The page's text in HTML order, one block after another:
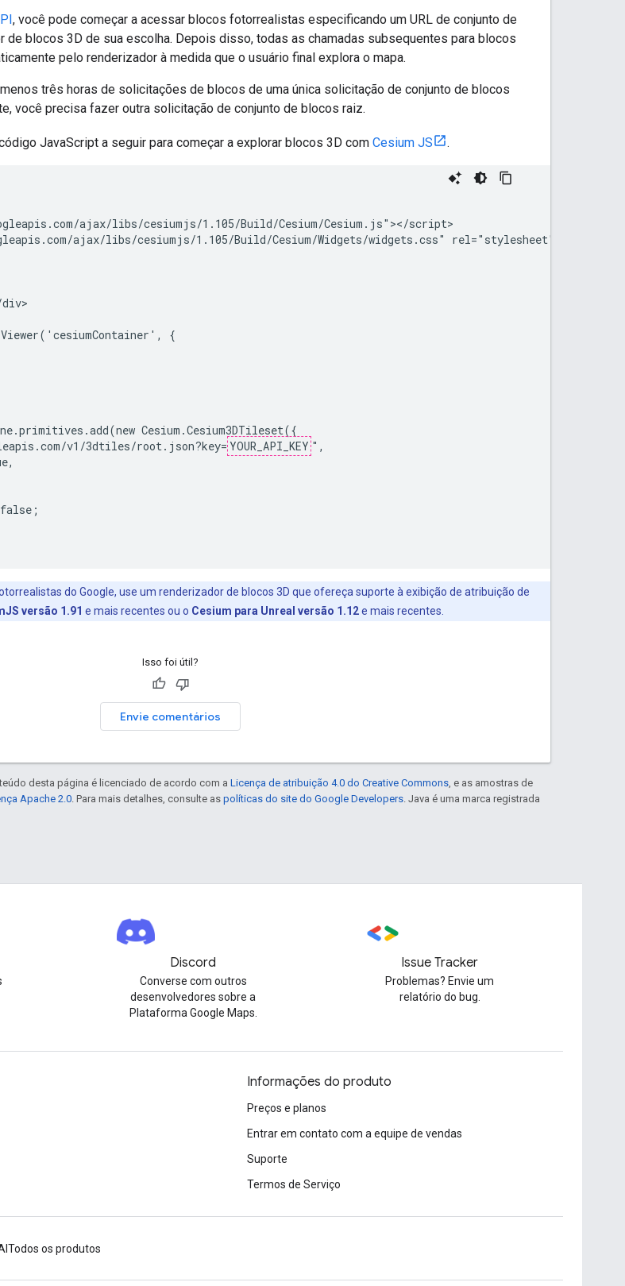
, você pode começar a acessar blocos fotorrealistas especificando um URL de conjunto de
de blocos 3D de sua escolha. Depois disso, todas as chamadas subsequentes para blocos
pelo renderizador à medida que o usuário final explora o mapa.
três horas de solicitações de blocos de uma única solicitação de conjunto de blocos
você precisa fazer outra solicitação de conjunto de blocos raiz.
JavaScript a seguir para começar a explorar blocos 3D com Cesium JS .
ajax/libs/cesiumjs/1.105/Build/Cesium/Cesium.js"></script>
ajax/libs/cesiumjs/1.105/Build/Cesium/Widgets/widgets.css" rel="stylesheet">
{
Cesium.Cesium3DTileset({
v1/3dtiles/root.json?key=
YOUR_API_KEY ",
do Google, use um renderizador de blocos 3D que ofereça suporte à exibição de atribuição de
versão 1.91 e mais recentes ou o Cesium para Unreal versão 1.12e mais recentes.
Isso foi útil?
Envie comentários
desta página é licenciado de acordo com a Licença de atribuição 4.0 do Creative Commons , e as amostras de
Apache 2.0 . Para mais detalhes, consulte as políticas do site do Google Developers . Java é uma marca registrada
Discord
Converse com outros
desenvolvedores sobre a
Plataforma Google Maps.
Issue Tracker
Problemas? Envie um
relatório do bug.
Informações do produto
Preços e planos
Entrar em contato com a equipe de vendas
Suporte
Termos de Serviço
Todos os produtos